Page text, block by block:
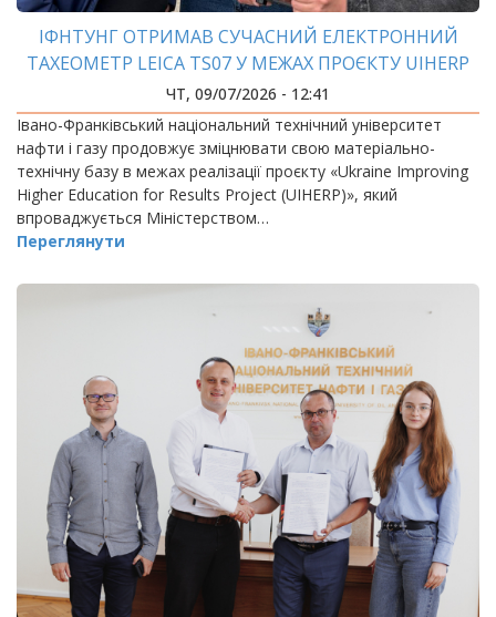
ІФНТУНГ ОТРИМАВ СУЧАСНИЙ ЕЛЕКТРОННИЙ
ТАХЕОМЕТР LEICA TS07 У МЕЖАХ ПРОЄКТУ UIHERP
ЧТ, 09/07/2026 - 12:41
Івано-Франківський національний технічний університет
нафти і газу продовжує зміцнювати свою матеріально-
технічну базу в межах реалізації проєкту «Ukraine Improving
Higher Education for Results Project (UIHERP)», який
впроваджується Міністерством…
Переглянути